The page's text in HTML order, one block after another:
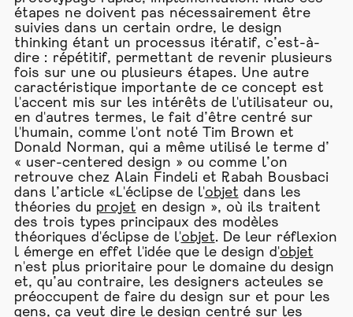
étapes ne doivent pas nécessairement être
suivies dans un certain ordre, le design
thinking étant un processus itératif, c’est-à-
dire : répétitif, permettant de revenir plusieurs
fois sur une ou plusieurs étapes. Une autre
caractéristique importante de ce concept est
l'accent mis sur les intérêts de l'utilisateur ou,
en d'autres termes, le fait d’être centré sur
l'humain, comme l'ont noté Tim Brown et
Donald Norman, qui a même utilisé le terme d’
« user-centered design » ou comme l’on
retrouve chez Alain Findeli et Rabah Bousbaci
dans l’article «L'éclipse de l'objet dans les
théories du projet en design », où ils traitent
des trois types principaux des modèles
théoriques d'éclipse de l'objet. De leur réflexion
l émerge en effet l'idée que le design d'objet
n'est plus prioritaire pour le domaine du design
et, qu’au contraire, les designers acteules se
préoccupent de faire du design sur et pour les
gens, ça veut dire le design centré sur les